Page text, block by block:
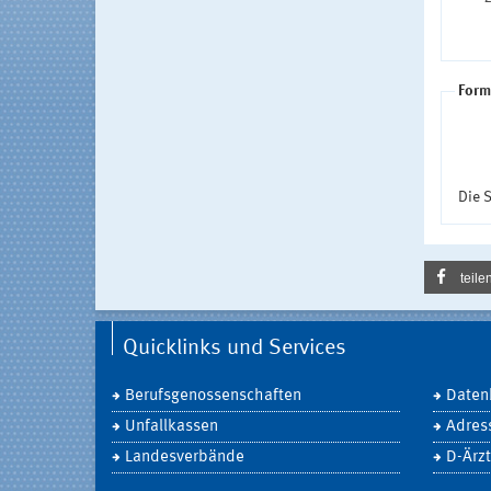
Die
Quicklinks und Services
Berufsgenossenschaften
Unfallkassen
Landesverbände
D-